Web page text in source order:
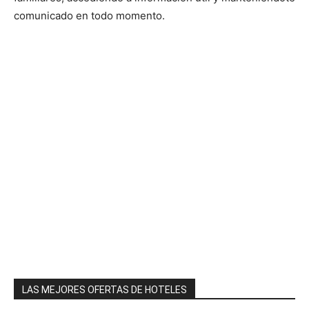
comunicado en todo momento.
LAS MEJORES OFERTAS DE HOTELES